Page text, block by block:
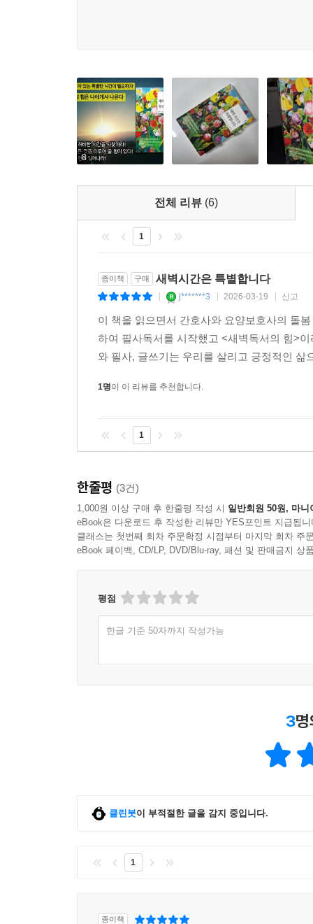
--- p.68
새벽은 누구에게나 찾아오지만, 그 누군가의 삶에
국 당신의 선택이다.
--- p.80
새벽이 가져오는 집중과 몰입의 즐거움은 하루를
--- p.91
시간은 양이 아니라 질로 평가받는다. 시간의 질
은 온전히 내가 하는 일에 집중할 수 있는 시간으
--- p.97
“절망이 깊을 때 가장 뜨거운 태양이 뜬다. 새벽은
우리는 삶을 버티는 것이 아니라 삶을 통해 성장
--- p.114
처음부터 빛나는 사람은 없다. 빛을 품은 사람은
--- p.123
는 긍정의 에너지를 가슴에 품으면 생각이 바뀌
그 과정에서 나도, 그리고 내 하루도 변해갔다.
새벽은 자신과 독대하는 시간이다. 고요함 속에
--- p.149
든 것이 당연한 것이 아님을 깨닫는 순간, 감사는
8
전체 리뷰 (6)
1
종이책 구매 새벽시간은 특별합니다
j*******3 2026-03-19 신고
이 책을 읽으면서 간호사와 요양보호사의 돌
하여 필사독서를 시작했고 <새벽독서의 힘>
와 필사, 글쓰기는 우리를 살리고 긍정적인
1명이 이 리뷰를 추천합니다.
1
한줄평 (3건)
1,000원 이상 구매 후 한줄평 작성 시 일반회원 50원, 마니
eBook은 다운로드 후 작성한 리뷰만 YES포인트 지급됩니
클래스는 첫번째 회차 주문확정 시점부터 마지막 회차 주
eBook 페이백, CD/LP, DVD/Blu-ray, 패션 및 판매금지 상
평점
한글 기준 50자까지 작성가능
3
클린봇이 부적절한 글을 감지 중입니다.
1
종이책